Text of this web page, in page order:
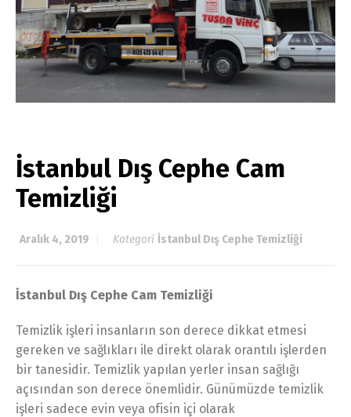
İstanbul Dış Cephe Cam
Temizliği
Aralık 4, 2019 Kategori İstanbul Dış Cephe Temizliği
İstanbul Dış Cephe Cam Temizliği
Temizlik işleri insanların son derece dikkat etmesi
gereken ve sağlıkları ile direkt olarak orantılı işlerden
bir tanesidir. Temizlik yapılan yerler insan sağlığı
açısından son derece önemlidir. Günümüzde temizlik
işleri sadece evin veya ofisin içi olarak